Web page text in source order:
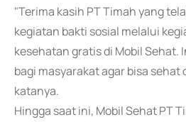
"Terima kasih PT Timah yang
kegiatan bakti sosial melalui
kesehatan gratis di Mobil Sehat.
bagi masyarakat agar bisa sehat
katanya.
Hingga saat ini, Mobil Sehat PT